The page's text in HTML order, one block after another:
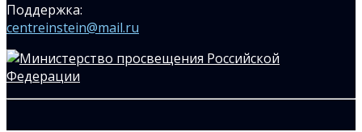
Поддержка:
centreinstein@mail.ru